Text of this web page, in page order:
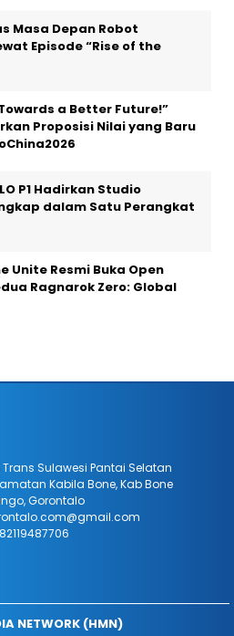
Masa Depan Robot
Episode “Rise of the
a Better Future!”
Proposisi Nilai yang Baru
P1 Hadirkan Studio
dalam Satu Perangkat
Unite Resmi Buka Open
Ragnarok Zero: Global
Sulawesi Pantai Selatan
Kabila Bone, Kab Bone
Gorontalo
NETWORK (HMN)